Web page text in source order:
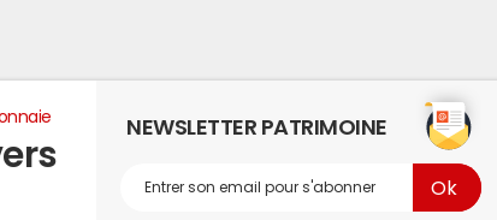
NEWSLETTER PATRIMOINE